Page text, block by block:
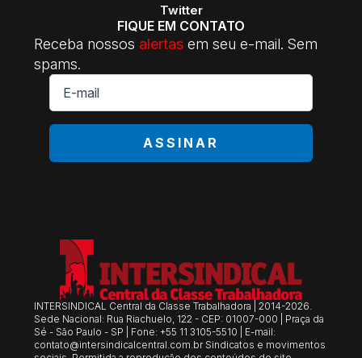
Twitter
FIQUE EM CONTATO
Receba nossos alertas em seu e-mail. Sem
spams.
E-
mail
ASSINAR
INTERSINDICAL Central da Classe Trabalhadora | 2014-2026.
Sede Nacional: Rua Riachuelo, 122 - CEP: 01007-000 | Praça da
Sé - São Paulo - SP | Fone: +55 11 3105-5510 | E-mail:
contato@intersindicalcentral.com.br Sindicatos e movimentos